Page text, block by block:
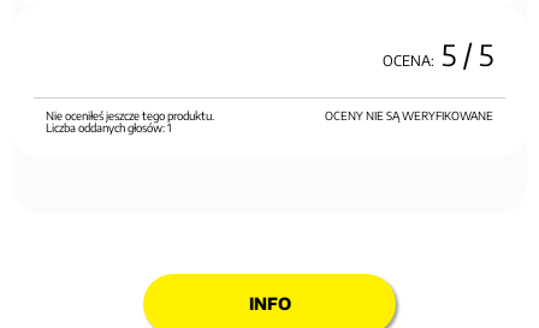
OCENA: 5 / 5
OCENY NIE SĄ WERYFIKOWANE
Nie oceniłeś jeszcze tego produktu.
Liczba oddanych głosów:1
INFO